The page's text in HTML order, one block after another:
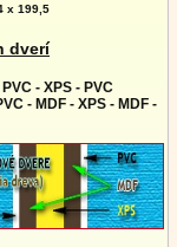
x 199,5
dverí
PVC - XPS - PVC
- MDF - XPS - MDF -